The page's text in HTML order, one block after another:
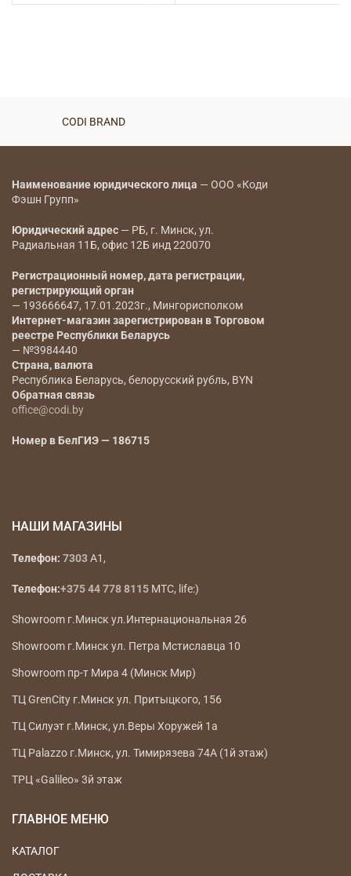
CODI BRAND
Наименование юридического лица — ООО «Коди
Фэшн Групп»
Юридический адрес — РБ, г. Минск, ул.
Радиальная 11Б, офис 12Б инд 220070
Регистрационный номер, дата регистрации,
регистрирующий орган
— 193666647, 17.01.2023г., Мингорисполком
Интернет-магазин зарегистрирован в Торговом
реестре Республики Беларусь
— №3984440
Страна, валюта
Республика Беларусь, белорусский рубль, BYN
Обратная связь
office@codi.by
Номер в БелГИЭ — 186715
НАШИ МАГАЗИНЫ
Телефон: 7303A1,
Телефон:+375 44 778 8115 МТС, life:)
Showroom г.Минск ул.Интернациональная 26
Showroom г.Минск ул. Петра Мстиславца 10
Showroom пр-т Мира 4 (Минск Мир)
ТЦ GrenCity г.Минск ул. Притыцкого, 156
ТЦ Силуэт г.Минск, ул.Веры Хоружей 1а
ТЦ Palazzo г.Минск, ул. Тимирязева 74А (1й этаж)
ТРЦ «Galileo» 3й этаж
ГЛАВНОЕ МЕНЮ
КАТАЛОГ